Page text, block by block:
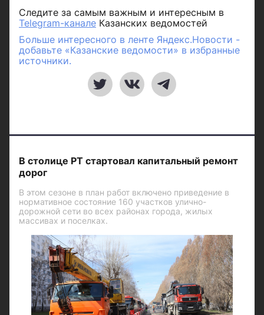
Следите за самым важным и интересным в
Telegram-канале Казанских ведомостей
Больше интересного в ленте Яндекс.Новости -
добавьте «Казанские ведомости» в избранные
источники.
В столице РТ стартовал капитальный ремонт
дорог
В этом сезоне в план работ включено приведение в
нормативное состояние 160 участков улично-
дорожной сети во всех районах города, жилых
массивах и поселках.